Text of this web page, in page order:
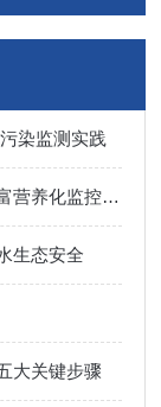
染监测实践
氨氮分析仪的纳氏试剂比色原理与水体富营养化监控实践
生态安全
大关键步骤